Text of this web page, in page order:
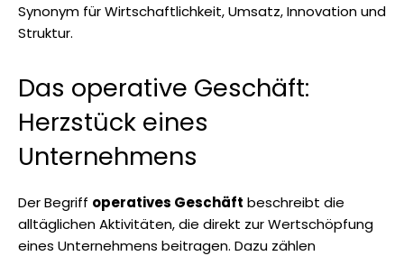
Synonym für Wirtschaftlichkeit, Umsatz, Innovation und
Struktur.
Das operative Geschäft:
Herzstück eines
Unternehmens
Der Begriff operatives Geschäft beschreibt die
alltäglichen Aktivitäten, die direkt zur Wertschöpfung
eines Unternehmens beitragen. Dazu zählen